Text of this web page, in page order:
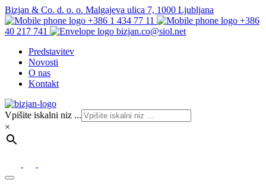
Bizjan & Co. d. o. o. Malgajeva ulica 7, 1000 Ljubljana
+386 1 434 77 11
+386
40 217 741
bizjan.co@siol.net
Predstavitev
Novosti
O nas
Kontakt
Vpišite iskalni niz ...
×